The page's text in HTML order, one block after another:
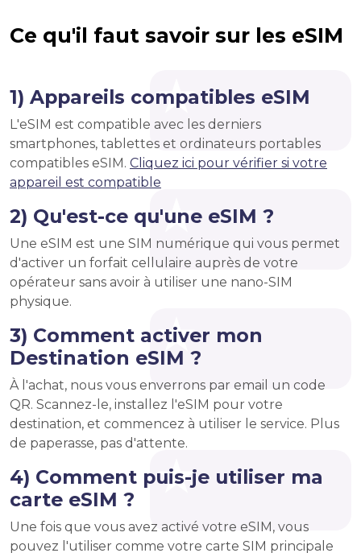
Ce qu'il faut savoir sur les eSIM
1) Appareils compatibles eSIM
L'eSIM est compatible avec les derniers
smartphones, tablettes et ordinateurs portables
compatibles eSIM. Cliquez ici pour vérifier si votre
appareil est compatible
2) Qu'est-ce qu'une eSIM ?
Une eSIM est une SIM numérique qui vous permet
d'activer un forfait cellulaire auprès de votre
opérateur sans avoir à utiliser une nano-SIM
physique.
3) Comment activer mon
Destination eSIM ?
À l'achat, nous vous enverrons par email un code
QR. Scannez-le, installez l'eSIM pour votre
destination, et commencez à utiliser le service. Plus
de paperasse, pas d'attente.
4) Comment puis-je utiliser ma
carte eSIM ?
Une fois que vous avez activé votre eSIM, vous
pouvez l'utiliser comme votre carte SIM principale